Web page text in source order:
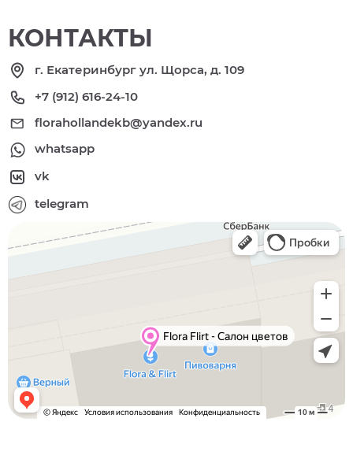
КОНТАКТЫ
г. Екатеринбург ул. Щорса, д. 109
+7 (912) 616-24-10
florahollandekb@yandex.ru
whatsapp
vk
telegram